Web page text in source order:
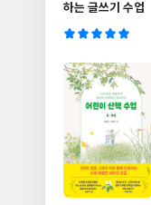
하는 글쓰기 수업